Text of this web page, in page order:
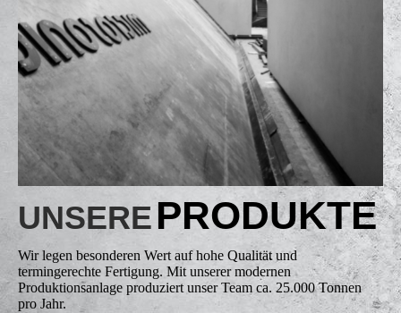
UNSEREPRODUKTE
Wir legen besonderen Wert auf hohe Qualität und
termingerechte Fertigung. Mit unserer modernen
Produktionsanlage produziert unser Team ca. 25.000 Tonnen
pro Jahr.